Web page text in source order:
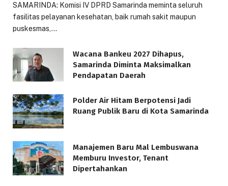
SAMARINDA: Komisi IV DPRD Samarinda meminta seluruh
fasilitas pelayanan kesehatan, baik rumah sakit maupun
puskesmas,…
Wacana Bankeu 2027 Dihapus,
Samarinda Diminta Maksimalkan
Pendapatan Daerah
Polder Air Hitam Berpotensi Jadi
Ruang Publik Baru di Kota Samarinda
Manajemen Baru Mal Lembuswana
Memburu Investor, Tenant
Dipertahankan